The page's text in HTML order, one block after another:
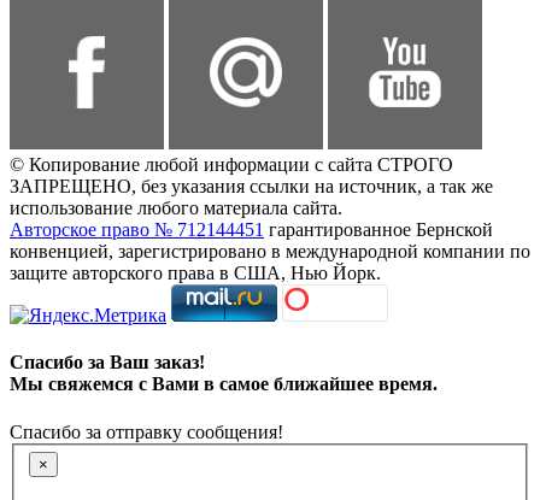
© Копирование любой информации с сайта СТРОГО
ЗАПРЕЩЕНО, без указания ссылки на источник, а так же
использование любого материала сайта.
Авторское право № 712144451 гарантированное Бернской
конвенцией, зарегистрировано в международной компании по
защите авторского права в США, Нью Йорк.
Спасибо за Ваш заказ!
Мы свяжемся с Вами в самое ближайшее время.
Спасибо за отправку сообщения!
×